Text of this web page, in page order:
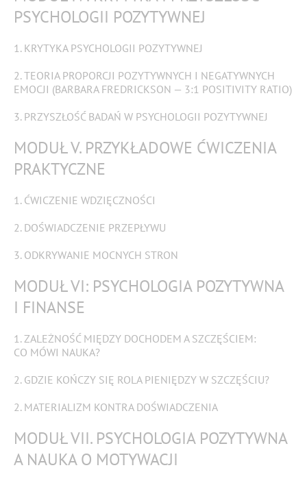
PSYCHOLOGII POZYTYWNEJ
1. KRYTYKA PSYCHOLOGII POZYTYWNEJ
2. TEORIA PROPORCJI POZYTYWNYCH I NEGATYWNYCH
EMOCJI (BARBARA FREDRICKSON — 3:1 POSITIVITY RATIO)
3. PRZYSZŁOŚĆ BADAŃ W PSYCHOLOGII POZYTYWNEJ
MODUŁ V. PRZYKŁADOWE ĆWICZENIA
PRAKTYCZNE
1. ĆWICZENIE WDZIĘCZNOŚCI
2. DOŚWIADCZENIE PRZEPŁYWU
3. ODKRYWANIE MOCNYCH STRON
MODUŁ VI: PSYCHOLOGIA POZYTYWNA
I FINANSE
1. ZALEŻNOŚĆ MIĘDZY DOCHODEM A SZCZĘŚCIEM:
CO MÓWI NAUKA?
2. GDZIE KOŃCZY SIĘ ROLA PIENIĘDZY W SZCZĘŚCIU?
2. MATERIALIZM KONTRA DOŚWIADCZENIA
MODUŁ VII. PSYCHOLOGIA POZYTYWNA
A NAUKA O MOTYWACJI